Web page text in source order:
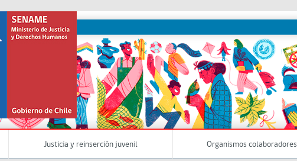
Justicia y reinserción juvenil Organismos colaboradores